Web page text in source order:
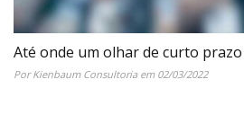
Até onde um olhar de curto
Por Kienbaum Consultoria em 02/03/2022